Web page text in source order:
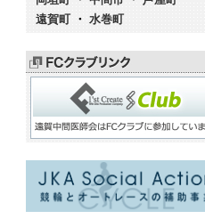
遠賀町 ・ 水巻町